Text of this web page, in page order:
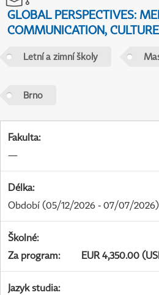
GLOBAL PERSPECTIVES:
COMMUNICATION, CULTURE
Letní a zimní školy
Brno
Fakulta:
—
Délka:
Období (05/12/2026 - 07/07/2026)
Školné:
Za program: EUR 4,350.00
Jazyk studia: